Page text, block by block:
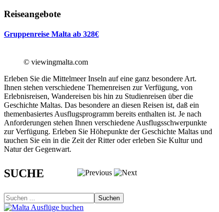
Reiseangebote
Gruppenreise Malta ab 328€
© viewingmalta.com
Erleben Sie die Mittelmeer Inseln auf eine ganz besondere Art.
Ihnen stehen verschiedene Themenreisen zur Verfügung, von
Erlebnisreisen, Wandereisen bis hin zu Studienreisen über die
Geschichte Maltas. Das besondere an diesen Reisen ist, daß ein
themenbasiertes Ausflugsprogramm bereits enthalten ist. Je nach
Anforderungen stehen Ihnen verschiedene Ausflugsschwerpunkte
zur Verfügung. Erleben Sie Höhepunkte der Geschichte Maltas und
tauchen Sie ein in die Zeit der Ritter oder erleben Sie Kultur und
Natur der Gegenwart.
SUCHE
Suchen